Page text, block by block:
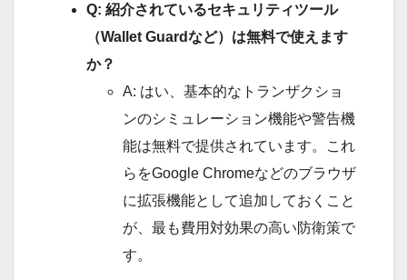
Q: 紹介されているセキュリティツール
（Wallet Guardなど）は無料で使えます
か？
A: はい、基本的なトランザクショ
ンのシミュレーション機能や警告機
能は無料で提供されています。これ
らをGoogle Chromeなどのブラウザ
に拡張機能として追加しておくこと
が、最も費用対効果の高い防衛策で
す。